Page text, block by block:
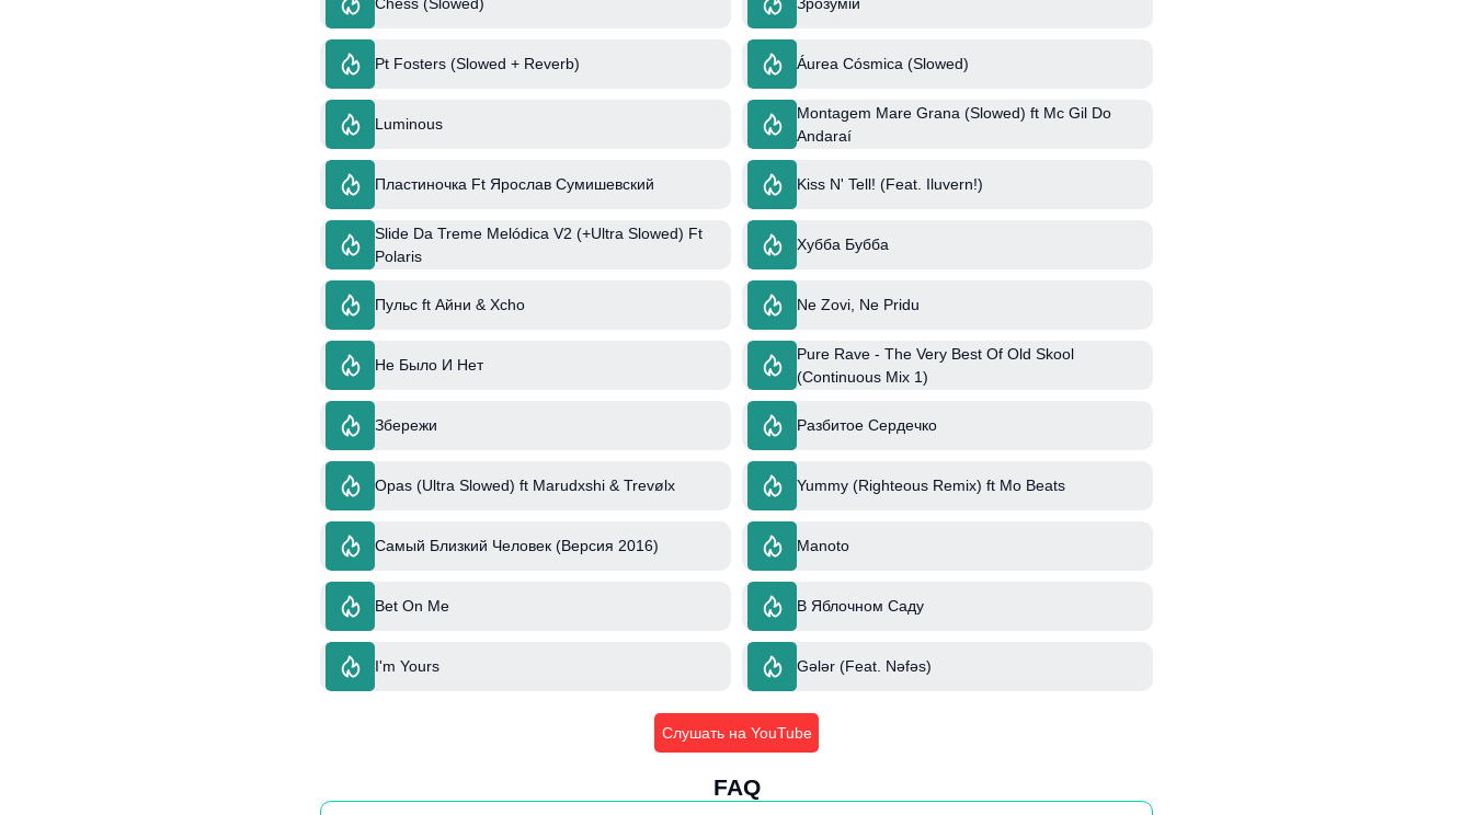
Chess (Slowed) Зрозумій
Pt Fosters (Slowed + Reverb) Áurea Cósmica (Slowed)
Luminous
Montagem Mare Grana (Slowed) ft Mc Gil Do
Andaraí
Пластиночка Ft Ярослав Сумишевский Kiss N' Tell! (Feat. Iluvern!)
Slide Da Treme Melódica V2 (+Ultra Slowed) Ft
Polaris
Хубба Бубба
Пульс ft Айни & Xcho Ne Zovi, Ne Pridu
Не Было И Нет
Pure Rave - The Very Best Of Old Skool
(Continuous Mix 1)
Збережи Разбитое Сердечко
Opas (Ultra Slowed) ft Marudxshi & Trevølx Yummy (Righteous Remix) ft Mo Beats
Самый Близкий Человек (Версия 2016) Manoto
Bet On Me В Яблочном Саду
I'm Yours Gələr (Feat. Nəfəs)
Слушать на YouTube
FAQ